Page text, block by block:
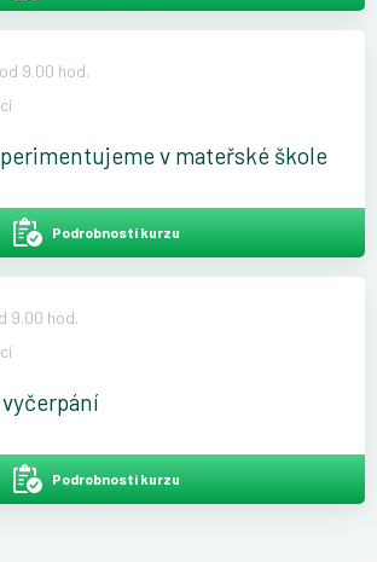
9.00 hod.
v mateřské škole
Podrobnosti kurzu
9.00 hod.
Podrobnosti kurzu